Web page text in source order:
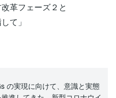
革フェーズ２と
て」
の実現に向けて、意識と実態